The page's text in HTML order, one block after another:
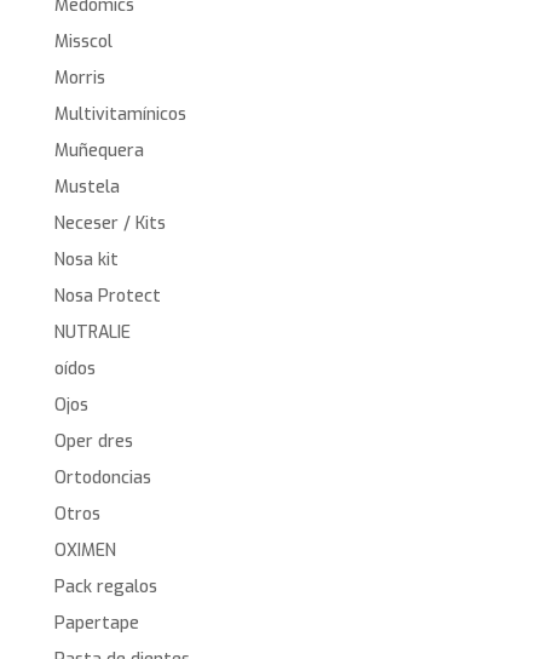
Medomics
Misscol
Morris
Multivitamínicos
Muñequera
Mustela
Neceser / Kits
Nosa kit
Nosa Protect
NUTRALIE
oídos
Ojos
Oper dres
Ortodoncias
Otros
OXIMEN
Pack regalos
Papertape